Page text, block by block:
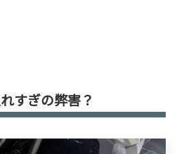
すぎの弊害？